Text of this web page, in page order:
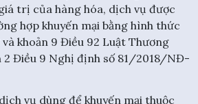
trị của hàng hóa, dịch vụ được
hợp khuyến mại bằng hình thức
khoản 9 Điều 92 Luật Thương
2 Điều 9 Nghị định số 81/2018/NĐ-
vụ dùng để khuyến mại thuộc